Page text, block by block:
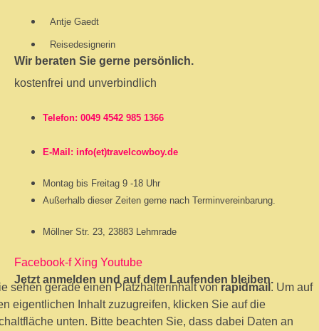
Antje Gaedt
Reisedesignerin
Wir beraten Sie gerne persönlich.
kostenfrei und unverbindlich
Telefon: 0049 4542 985 1366
E-Mail: info(et)travelcowboy.de
Montag bis Freitag 9 -18 Uhr
Außerhalb dieser Zeiten gerne nach Terminvereinbarung.
Möllner Str. 23, 23883 Lehmrade
Facebook-f Xing Youtube
Jetzt anmelden und auf dem Laufenden bleiben.
sehen gerade einen Platzhalterinhalt vonrapidmail . Um auf
eigentlichen Inhalt zuzugreifen, klicken Sie auf die
unten. Bitte beachten Sie, dass dabei Daten an